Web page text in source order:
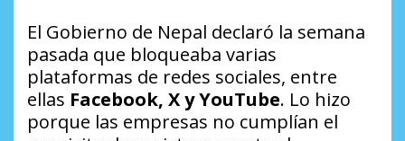
El Gobierno de Nepal declaró la semana
pasada que bloqueaba varias
plataformas de redes sociales, entre
ellas Facebook, X y YouTube. Lo hizo
porque las empresas no cumplían el